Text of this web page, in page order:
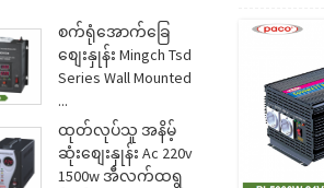
စက်ရုံအောက်ခြေ
စျေးနှုန်း Mingch Tsd
Series Wall Mounted
...
ထုတ်လုပ်သူ အနိမ့်
ဆုံးစျေးနှုန်း Ac 220v
1500w အီလက်ထရွ